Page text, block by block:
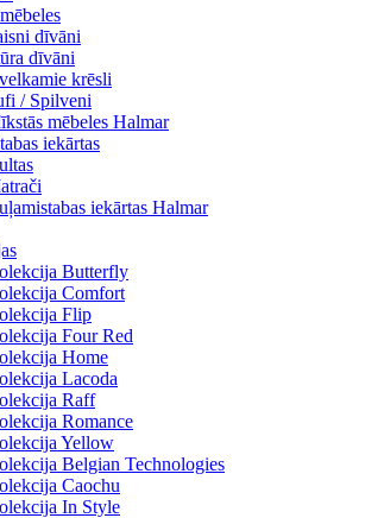
dīvāni
dīvāni
krēsli
/ Spilveni
mēbeles Halmar
iekārtas
iekārtas Halmar
Butterfly
Comfort
Flip
Four Red
Home
Lacoda
Raff
Romance
Yellow
Belgian Technologies
Caochu
In Style